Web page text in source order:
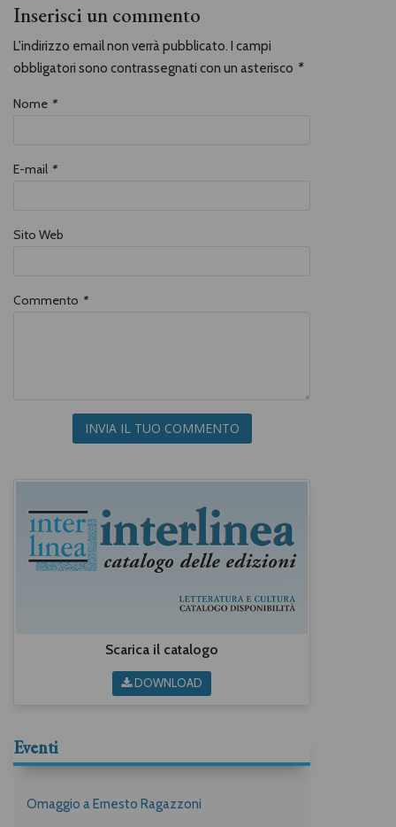
Inserisci un commento
L'indirizzo email non verrà pubblicato. I campi
obbligatori sono contrassegnati con un asterisco *
Nome *
E-mail *
Sito Web
Commento *
INVIA IL TUO COMMENTO
Scarica il catalogo
DOWNLOAD
Eventi
Omaggio a Ernesto Ragazzoni